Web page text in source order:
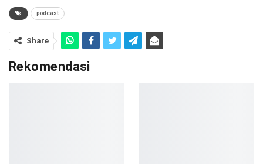
podcast
Share
Rekomendasi